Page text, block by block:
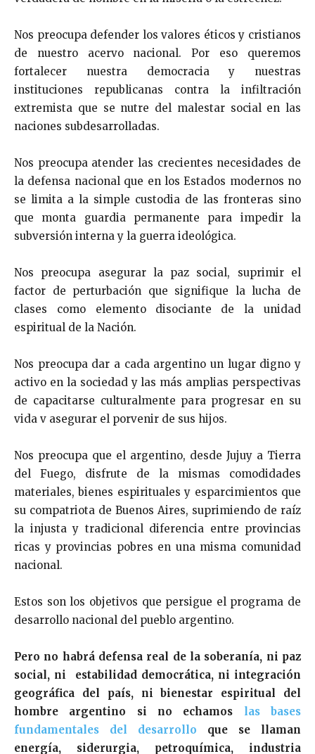
Nos preocupa defender los valores éticos y cristianos
de nuestro acervo nacional. Por eso queremos
fortalecer nuestra democracia y nuestras
instituciones republicanas contra la infiltración
extremista que se nutre del malestar social en las
naciones subdesarrolladas.
Nos preocupa atender las crecientes necesidades de
la defensa nacional que en los Estados modernos no
se limita a la simple custodia de las fronteras sino
que monta guardia permanente para impedir la
subversión interna y la guerra ideológica.
Nos preocupa asegurar la paz social, suprimir el
factor de perturbación que signifique la lucha de
clases como ele­mento disociante de la unidad
espiritual de la Nación.
Nos preocupa dar a cada argentino un lugar digno y
activo en la sociedad y las más amplias perspectivas
de capacitarse culturalmente para progresar en su
vida v ase­gurar el porvenir de sus hijos.
Nos preocupa que el argentino, desde Jujuy a Tierra
del Fuego, disfrute de la mismas comodidades
materiales, bienes espirituales y esparcimientos que
su compatriota de Buenos Aires, suprimiendo de raíz
la injusta y tradicional diferencia entre provincias
ricas y provincias pobres en una misma comunidad
nacional.
Estos son los objetivos que persigue el programa de
desarrollo nacional del pueblo argentino.
Pero no habrá defensa real de la soberanía, ni paz
social, ni estabilidad democrática, ni integración
geográfica del país, ni bienestar espiritual del
hombre argentino si no echamos las bases
fundamentales del desarrollo que se lla­man
energía, siderurgia, petroquímica, industria